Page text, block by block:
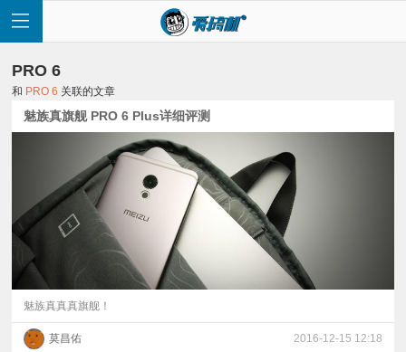
讯
评
PRO 6
和 PRO 6 关联的文章
魅族真旗舰 PRO 6 Plus详细评测
魅族真真真旗舰！
莫昌佑 2016-12-15 12:18